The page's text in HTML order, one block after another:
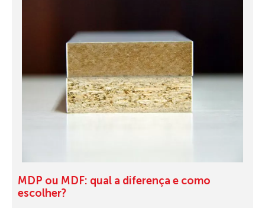
MDP ou MDF: qual a diferença e como
escolher?